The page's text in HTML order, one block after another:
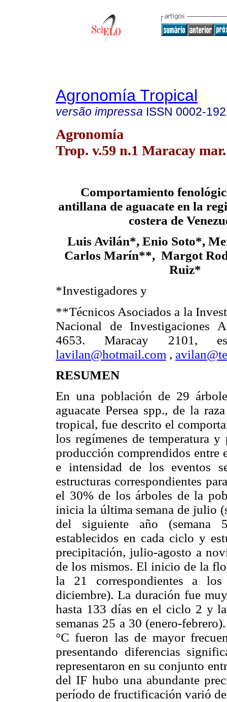
Agronomía Tropical
versão impressa ISSN 0002-
Agronomía
Trop. v.59 n.1 Maracay
Comportamiento
antillana de aguacate en la
costera de
Luis Avilán*, Enio Soto*,
Carlos Marín**, Margot
Ruiz*
*Investigadores y
**Técnicos Asociados a la
Nacional de Investigaciones
4653. Maracay 2101,
lavilan@hotmail.com ,
RESUMEN
En una población de 29
aguacate Persea spp., de la
tropical, fue descrito el
los regímenes de temperatura
producción comprendidos
e intensidad de los eventos
estructuras corres­pondientes
el 30% de los árboles de la
inicia la última semana de julio
del siguiente año (semana
establecidos en cada ciclo y
precipi­tación, julio-agosto a
de los mismos. El inicio de la
la 21 correspondientes a
diciembre). La duración fue
hasta 133 días en el ciclo 2 y
semanas 25 a 30 (enero-
°C fueron las de mayor
presentando diferencias
representaron en su conjunto
del IF hubo una abundante
período de fructificación varió